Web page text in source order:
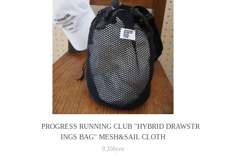
PROGRESS RUNNING CLUB ''HYBRID DRAWSTR
INGS BAG'' MESH&SAIL CLOTH
9,350yen